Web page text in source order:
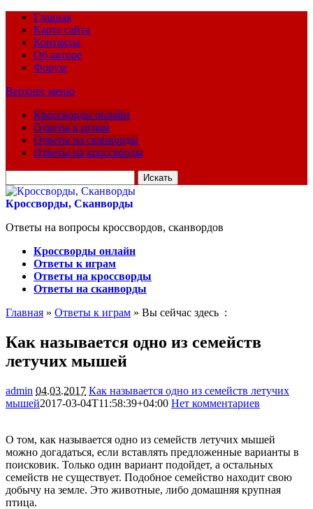
Главная
Карта сайта
Контакты
Об авторе
Форум
Верхнее меню
Кроссворды онлайн
Ответы к играм
Ответы на сканворды
Ответы на кроссворды
для:
Кроссворды, Сканворды
Ответы на вопросы кроссвордов, сканвордов
Кроссворды онлайн
Ответы к играм
Ответы на кроссворды
Ответы на сканворды
Главная » Ответы к играм » Вы сейчас здесь :
Как называется одно из семейств
летучих мышей
admin 04.03.2017 Как называется одно из семейств летучих
мышей2017-03-04T11:58:39+04:00 Нет комментариев
О том, как называется одно из семейств летучих мышей
можно догадаться, если вставлять предложенные варианты в
поисковик. Только один вариант подойдет, а остальных
семейств не существует. Подобное семейство находит свою
добычу на земле. Это животные, либо домашняя крупная
птица.